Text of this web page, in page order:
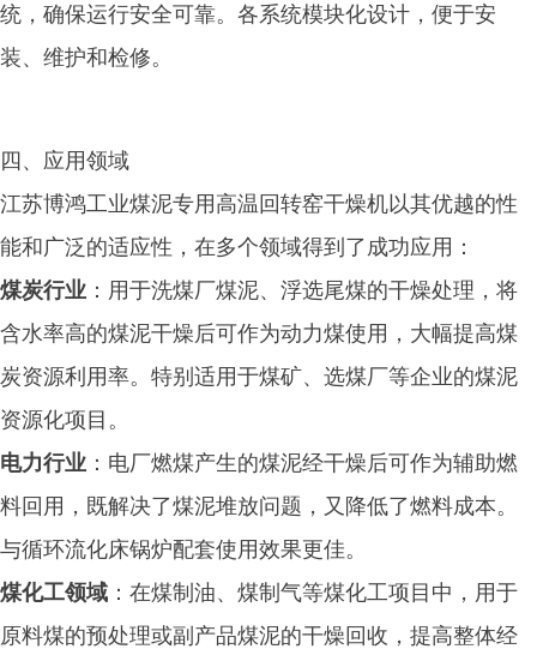
统，确保运行安全可靠。各系统模块化设计，便于安
装、维护和检修。
四、应用领域
江苏博鸿工业煤泥专用高温回转窑干燥机以其优越的性
能和广泛的适应性，在多个领域得到了成功应用：
煤炭行业 ：用于洗煤厂煤泥、浮选尾煤的干燥处理，将
含水率高的煤泥干燥后可作为动力煤使用，大幅提高煤
炭资源利用率。特别适用于煤矿、选煤厂等企业的煤泥
资源化项目。
电力行业 ：电厂燃煤产生的煤泥经干燥后可作为辅助燃
料回用，既解决了煤泥堆放问题，又降低了燃料成本。
与循环流化床锅炉配套使用效果更佳。
煤化工领域 ：在煤制油、煤制气等煤化工项目中，用于
原料煤的预处理或副产品煤泥的干燥回收，提高整体经